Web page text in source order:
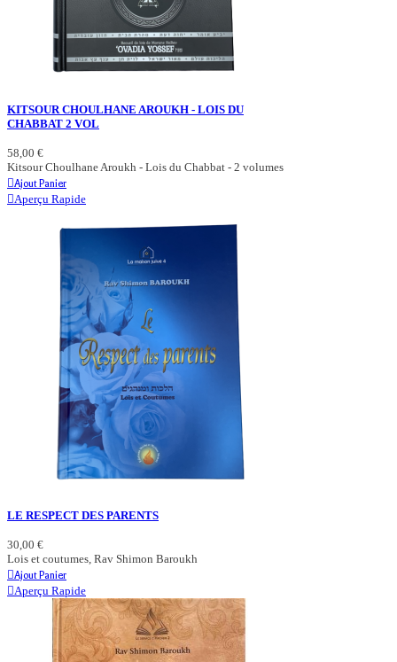
KITSOUR CHOULHANE AROUKH - LOIS DU
CHABBAT 2 VOL
58,00 €
Kitsour Choulhane Aroukh - Lois du Chabbat - 2 volumes
Ajout Panier
Aperçu Rapide
LE RESPECT DES PARENTS
30,00 €
Lois et coutumes, Rav Shimon Baroukh
Ajout Panier
Aperçu Rapide